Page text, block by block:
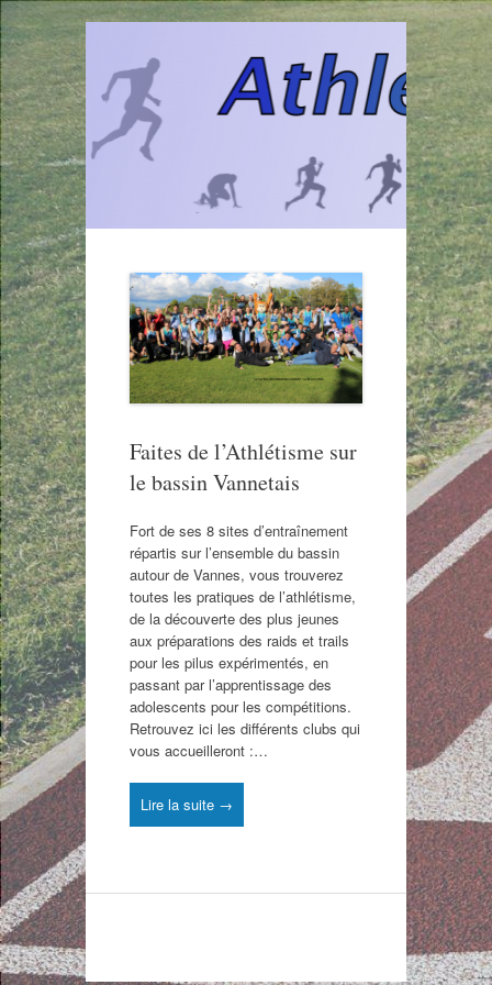
contenu
Faites de l’Athlétisme sur
le bassin Vannetais
Fort de ses 8 sites d’entraînement
répartis sur l’ensemble du bassin
autour de Vannes, vous trouverez
toutes les pratiques de l’athlétisme,
de la découverte des plus jeunes
aux préparations des raids et trails
pour les pilus expérimentés, en
passant par l’apprentissage des
adolescents pour les compétitions.
Retrouvez ici les différents clubs qui
vous accueilleront :…
Lire la suite →